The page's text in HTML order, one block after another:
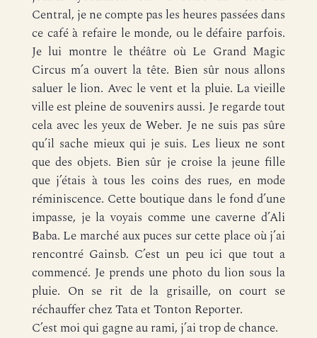
Central, je ne compte pas les heures passées dans
ce café à refaire le monde, ou le défaire parfois.
Je lui montre le théâtre où Le Grand Magic
Circus m’a ouvert la tête. Bien sûr nous allons
saluer le lion. Avec le vent et la pluie. La vieille
ville est pleine de souvenirs aussi. Je regarde tout
cela avec les yeux de Weber. Je ne suis pas sûre
qu’il sache mieux qui je suis. Les lieux ne sont
que des objets. Bien sûr je croise la jeune fille
que j’étais à tous les coins des rues, en mode
réminiscence. Cette boutique dans le fond d’une
impasse, je la voyais comme une caverne d’Ali
Baba. Le marché aux puces sur cette place où j’ai
rencontré Gainsb. C’est un peu ici que tout a
commencé. Je prends une photo du lion sous la
pluie. On se rit de la grisaille, on court se
réchauffer chez Tata et Tonton Reporter.
C’est moi qui gagne au rami, j’ai trop de chance.